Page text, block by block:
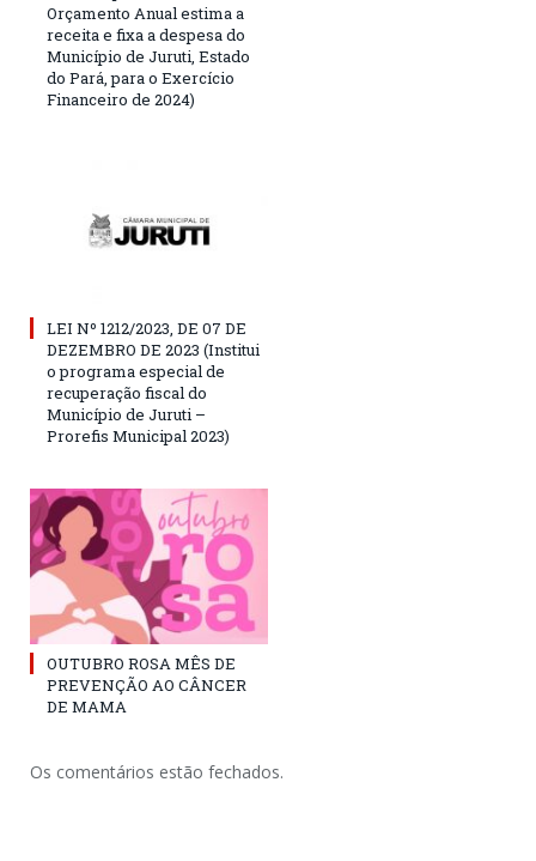
Orçamento Anual estima a
receita e fixa a despesa do
Município de Juruti, Estado
do Pará, para o Exercício
Financeiro de 2024)
LEI Nº 1212/2023, DE 07 DE
DEZEMBRO DE 2023 (Institui
o programa especial de
recuperação fiscal do
Município de Juruti –
Prorefis Municipal 2023)
OUTUBRO ROSA MÊS DE
PREVENÇÃO AO CÂNCER
DE MAMA
Os comentários estão fechados.